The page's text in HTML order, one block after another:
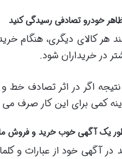
خودرو تصادفی رسیدگی کنید
هر کالای دیگری، هنگام
در خریداران شود.
نتیجه اگر در اثر تصادف
کمی برای این کار صرف
یک آگهی خوب خرید و فروش
در آگهی خود از عبارات و